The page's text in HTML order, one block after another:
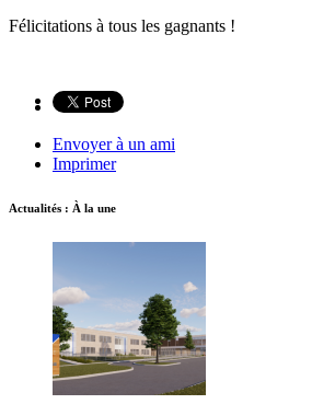
Félicitations à tous les gagnants !
Envoyer à un ami
Imprimer
Actualités : À la une